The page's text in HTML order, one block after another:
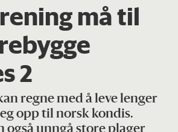
må til
2
regne med å leve lenger
opp til norsk kondis.
også unngå store plager